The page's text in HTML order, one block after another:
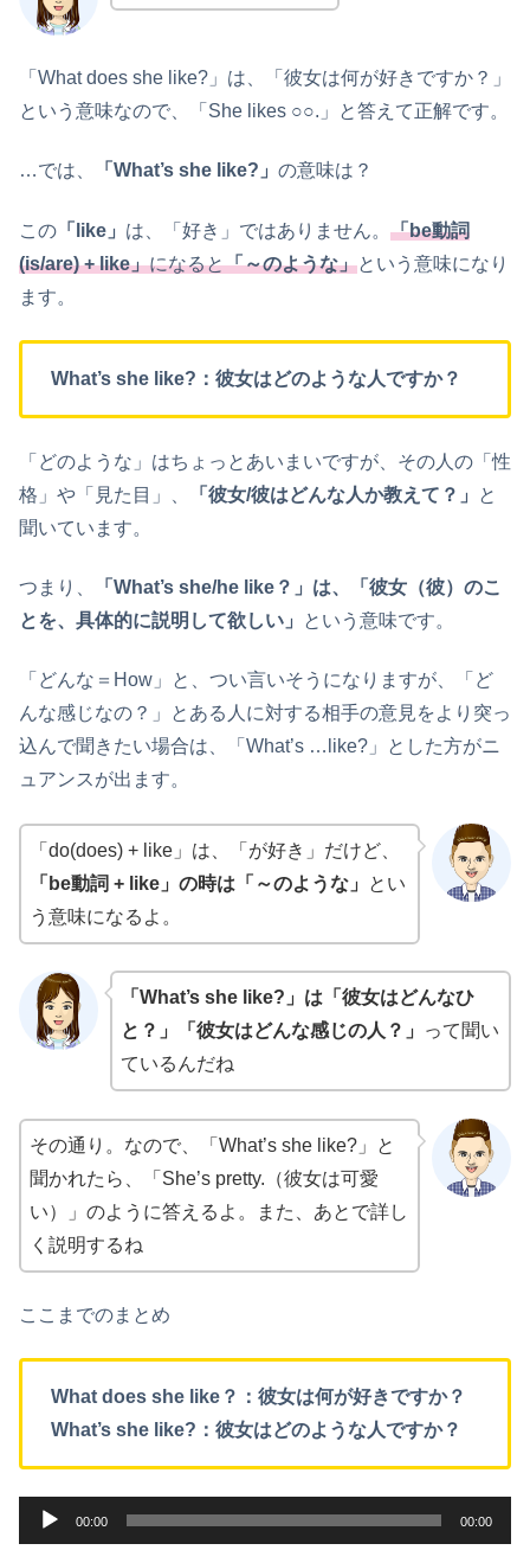
「What does she like?」は、「彼女は何が好きですか？」
という意味なので、「She likes ○○.」と答えて正解です。
…では、 「What’s she like?」 の意味は？
この 「like」 は、「好き」ではありません。 「be動詞
(is/are) + like」になると「～のような」という意味になり
ます。
What’s she like?：彼女はどのような人ですか？
「どのような」はちょっとあいまいですが、その人の「性
格」や「見た目」、
「彼女/彼はどんな人か教えて？」
と
聞いています。
つまり、
「What’s she/he like？」は、「彼女（彼）のこ
とを、具体的に説明して欲しい」
という意味です。
「どんな＝How」と、つい言いそうになりますが、「ど
んな感じなの？」とある人に対する相手の意見をより突っ
込んで聞きたい場合は、「What’s …like?」とした方がニ
ュアンスが出ます。
「do(does) + like」は、「が好き」だけど、
「be動詞 + like」の時は「～のような」
とい
う意味になるよ。
「What’s she like?」は「彼女はどんなひ
と？」「彼女はどんな感じの人？」
って聞い
ているんだね
その通り。なので、「What’s she like?」と
聞かれたら、「She’s pretty.（彼女は可愛
い）」のように答えるよ。また、あとで詳し
く説明するね
ここまでのまとめ
What does she like？：彼女は何が好きですか？
What’s she like?：彼女はどのような人ですか？
声
00:00 00:00